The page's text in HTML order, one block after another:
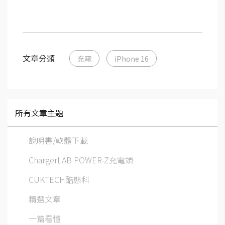
文章分類 充電 iPhone 16
所有文章主題
說明書/軟體下載
ChargerLAB POWER-Z充電頭
CUKTECH酷態科
精選文章
一篇看懂